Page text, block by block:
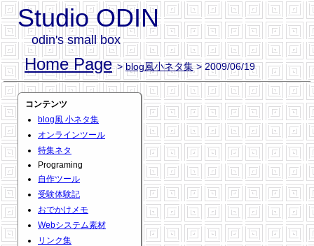
Studio ODIN
odin's small box
Home Page >blog風小ネタ集> 2009/06/19
コンテンツ
blog風 小ネタ集
オンラインツール
特集ネタ
Programing
自作ツール
受験体験記
おでかけメモ
Webシステム素材
リンク集